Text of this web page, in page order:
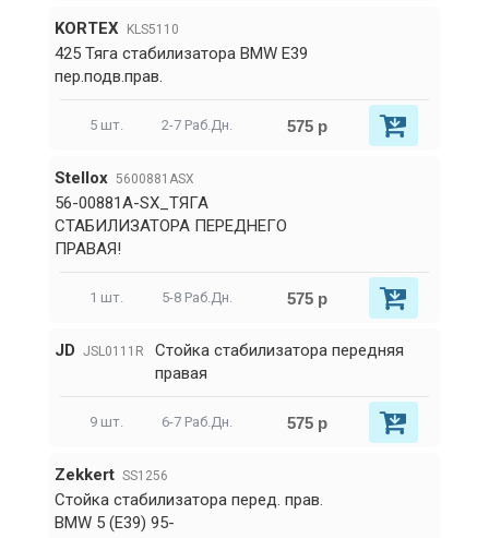
KORTEX KLS5110
425 Тяга стабилизатора BMW E39
пер.подв.прав.
5 шт. 2-7 Раб.Дн. 575 р
Stellox 5600881ASX
56-00881A-SX_ТЯГА
СТАБИЛИЗАТОРА ПЕРЕДНЕГО
ПРАВАЯ!
1 шт. 5-8 Раб.Дн. 575 р
JD JSL0111R
Стойка стабилизатора передняя
правая
9 шт. 6-7 Раб.Дн. 575 р
Zekkert SS1256
Стойка стабилизатора перед. прав.
BMW 5 (E39) 95-